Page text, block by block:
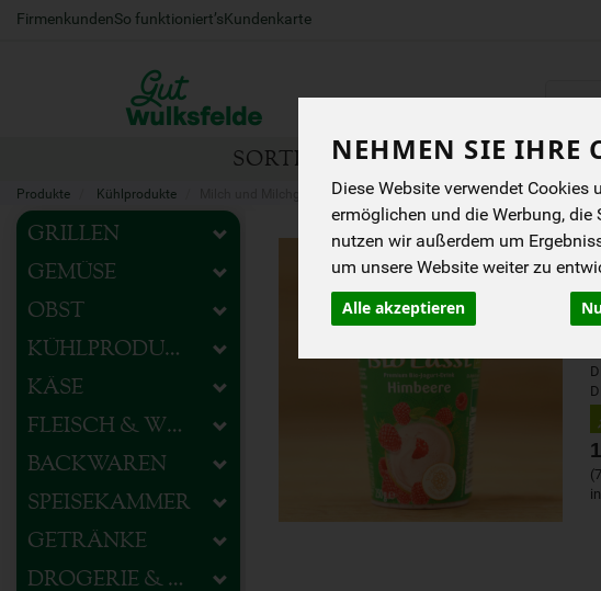
NEHMEN SIE IHRE
Diese Website verwendet Cookies
ermöglichen und die Werbung, die
nutzen wir außerdem um
um unsere Website weiter zu
Alle akzeptieren
FirmenkundenSo funktioniert’sKundenkarte
SORTIMENT HOFEIGENES
Produkte Kühlprodukte Milch und Milchgetränke
GRILLEN
GEMÜSE
OBST
KÜHLPRODUKTE
KÄSE
FLEISCH & WURST
BACKWAREN
SPEISEKAMMER
GETRÄNKE
DROGERIE & HAUSHALT